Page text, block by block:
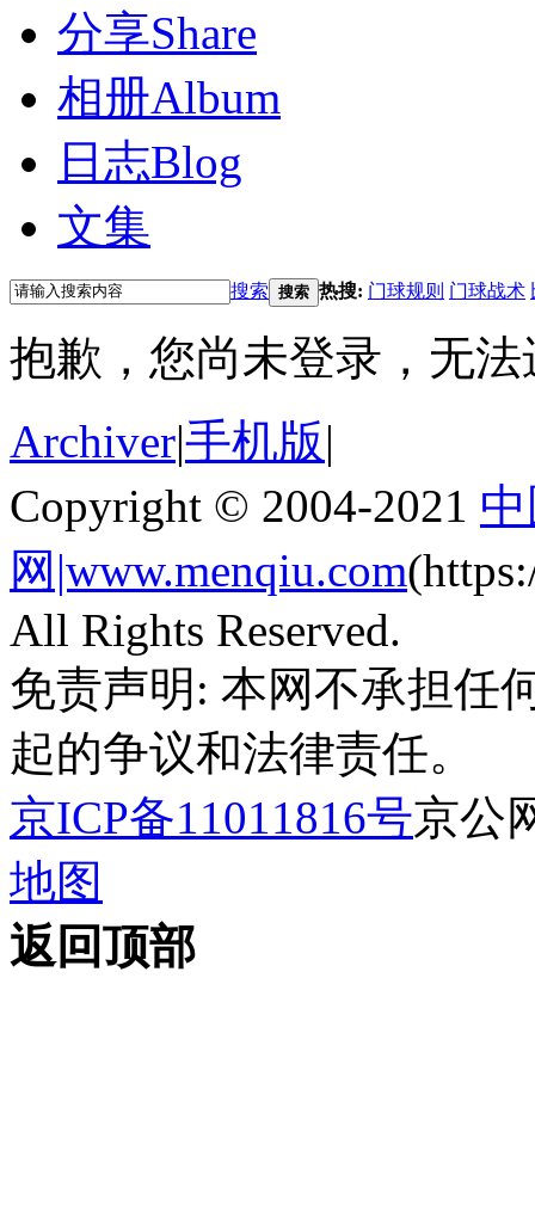
分享Share
相册Album
日志Blog
文集
搜索 搜索 热搜: 门球规则 门球战术
抱歉，您尚未登录，无
Archiver|手机版|
Copyright © 2004-2021
网|www.menqiu.com
All Rights Reserved.
免责声明: 本网不承担任
起的争议和法律责任。
京ICP备11011816号京公
地图
返回顶部